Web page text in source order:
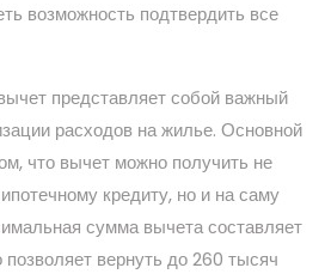
возможность подтвердить все
представляет собой важный
расходов на жилье. Основной
что вычет можно получить не
кредиту, но и на саму
сумма вычета составляет
вернуть до 260 тысяч